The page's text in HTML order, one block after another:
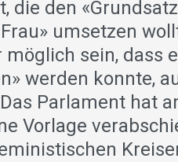
die den
umsetzen
sein, dass
werden konnte,
Parlament hat
Vorlage